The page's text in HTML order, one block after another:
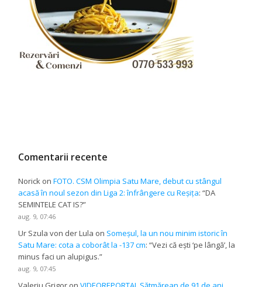
Comentarii recente
Norick onFOTO. CSM Olimpia Satu Mare, debut cu stângul
acasă în noul sezon din Liga 2: înfrângere cu Reșița: “DA
SEMINTELE CAT IS?”
aug. 9, 07:46
Ur Szula von der Lula on Someșul, la un nou minim istoric în
Satu Mare: cota a coborât la -137 cm: “Vezi că ești ‘pe lângă’, la
minus faci un alupigus.”
aug. 9, 07:45